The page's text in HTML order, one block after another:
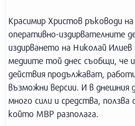
Красимир Христов ръководи
оперативно-издирвателните
издирването на Николай
медиите той днес съобщи, че
действия продължават,
възможни версии. И в днешния
много сили и средства, ползва
който МВР разполага.